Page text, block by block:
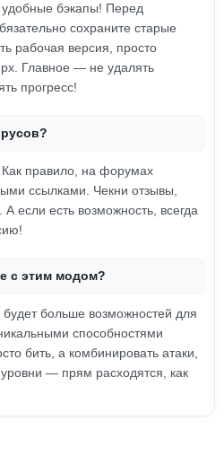
бэкапы! Перед
сохраните старые
рабочая версия, просто
Главное — не удалять
прогресс!
правило, на форумах
ссылками. Чекни отзывы,
если есть возможность, всегда
с этим модом?
больше возможностей для
способностями
бить, а комбинировать атаки,
— прям расходятся, как